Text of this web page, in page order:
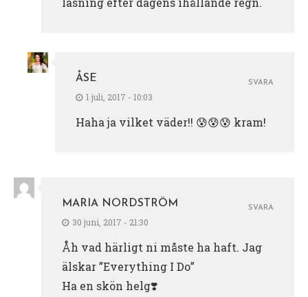
ÅSE
1 juli, 2017 - 10:03
Haha ja vilket väder!! 😰😰😰 kram!
SVARA
MARIA NORDSTRÖM
30 juni, 2017 - 21:30
Åh vad härligt ni måste ha haft. Jag
älskar ”Everything I Do”
Ha en skön helg❣️
SVARA